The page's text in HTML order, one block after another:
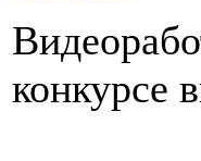
конкурсе